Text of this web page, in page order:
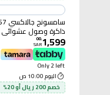
جيجابايت، يدعم شبكات
الجيل الخامس، شريحتي
إتصال، رمادي رائع
1,599
.
00
SAR
Only 2 left
اليوم 10:00 ص
خصم 200 ريال أو 20%